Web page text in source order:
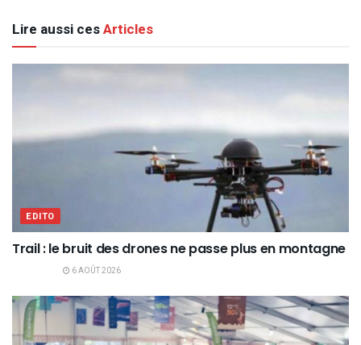
Lire aussi cesArticles
EDITO
Trail : le bruit des drones ne passe plus en montagne
6 AOÛT 2026